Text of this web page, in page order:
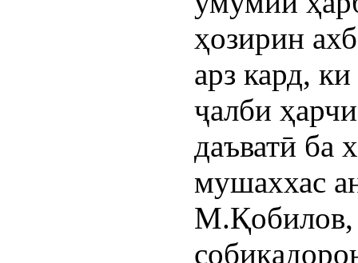
ҳозирин
арз кард,
ҷалби
даъватӣ ба
мушаххас